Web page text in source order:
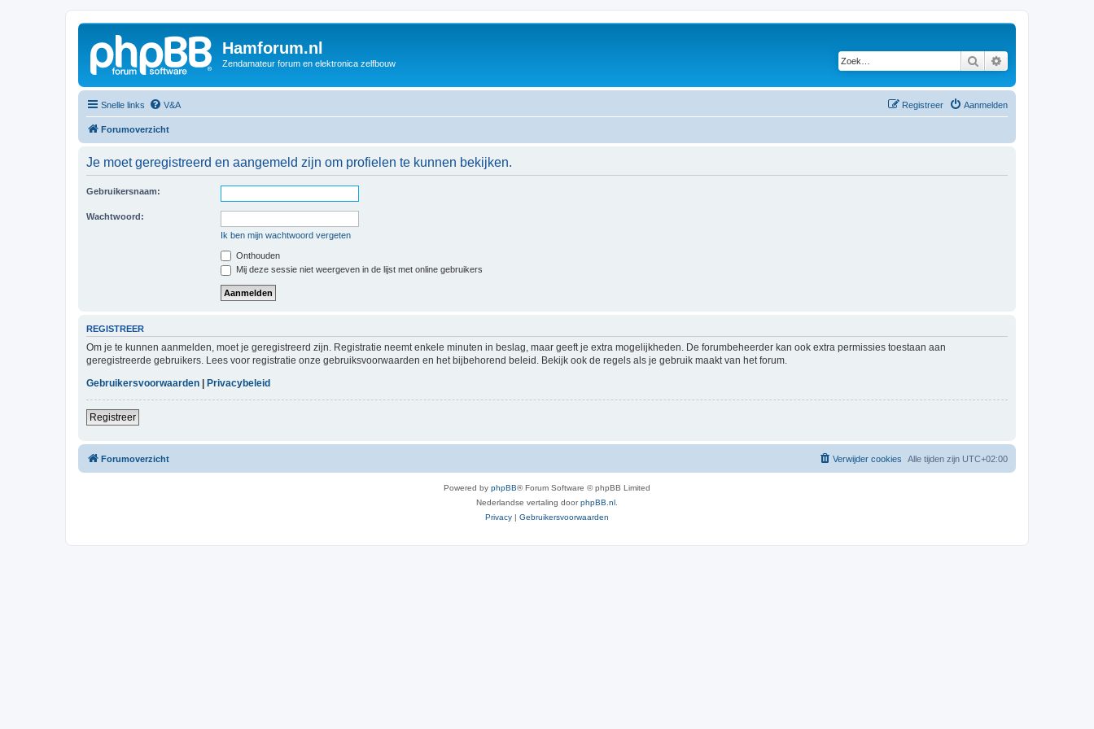
Hamforum.nl
Zendamateur forum en elektronica zelfbouw Zoek
Snelle links V&A Aanmelden
Registreer
Forumoverzicht
Je moet geregistreerd en aangemeld zijn om profielen te kunnen bekijken.
Gebruikersnaam:
Wachtwoord:
Ik ben mijn wachtwoord vergeten
Onthouden
Mij deze sessie niet weergeven in de lijst met online gebruikers
REGISTREER
Om je te kunnen aanmelden, moet je geregistreerd zijn. Registratie neemt enkele minuten in beslag, maar geeft je extra mogelijkheden. De forumbeheerder kan ook extra permissies toestaan aan
geregistreerde gebruikers. Lees voor registratie onze gebruiksvoorwaarden en het bijbehorend beleid. Bekijk ook de regels als je gebruik maakt van het forum.
Gebruikersvoorwaarden
Privacybeleid
Registreer
Forumoverzicht Alle tijden zijn UTC+02:00
Verwijder cookies
Powered by phpBB® Forum Software © phpBB Limited
Nederlandse vertaling doorphpBB.nl.
Privacy | Gebruikersvoorwaarden